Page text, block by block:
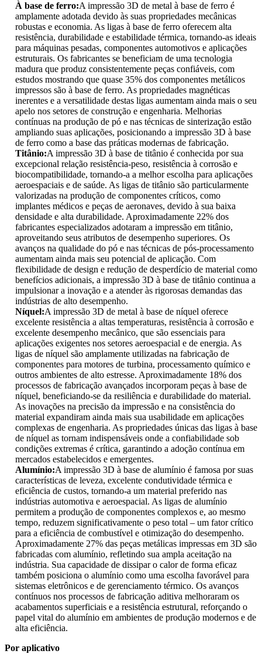
À base de ferro:A impressão 3D de metal à base de ferro é
amplamente adotada devido às suas propriedades mecânicas
robustas e economia. As ligas à base de ferro oferecem alta
resistência, durabilidade e estabilidade térmica, tornando-as ideais
para máquinas pesadas, componentes automotivos e aplicações
estruturais. Os fabricantes se beneficiam de uma tecnologia
madura que produz consistentemente peças confiáveis, com
estudos mostrando que quase 35% dos componentes metálicos
impressos são à base de ferro. As propriedades magnéticas
inerentes e a versatilidade destas ligas aumentam ainda mais o seu
apelo nos setores de construção e engenharia. Melhorias
contínuas na produção de pó e nas técnicas de sinterização estão
ampliando suas aplicações, posicionando a impressão 3D à base
de ferro como a base das práticas modernas de fabricação.
Titânio:A impressão 3D à base de titânio é conhecida por sua
excepcional relação resistência-peso, resistência à corrosão e
biocompatibilidade, tornando-a a melhor escolha para aplicações
aeroespaciais e de saúde. As ligas de titânio são particularmente
valorizadas na produção de componentes críticos, como
implantes médicos e peças de aeronaves, devido à sua baixa
densidade e alta durabilidade. Aproximadamente 22% dos
fabricantes especializados adotaram a impressão em titânio,
aproveitando seus atributos de desempenho superiores. Os
avanços na qualidade do pó e nas técnicas de pós-processamento
aumentam ainda mais seu potencial de aplicação. Com
flexibilidade de design e redução de desperdício de material como
benefícios adicionais, a impressão 3D à base de titânio continua a
impulsionar a inovação e a atender às rigorosas demandas das
indústrias de alto desempenho.
Níquel:A impressão 3D de metal à base de níquel oferece
excelente resistência a altas temperaturas, resistência à corrosão e
excelente desempenho mecânico, que são essenciais para
aplicações exigentes nos setores aeroespacial e de energia. As
ligas de níquel são amplamente utilizadas na fabricação de
componentes para motores de turbina, processamento químico e
outros ambientes de alto estresse. Aproximadamente 18% dos
processos de fabricação avançados incorporam peças à base de
níquel, beneficiando-se da resiliência e durabilidade do material.
As inovações na precisão da impressão e na consistência do
material expandiram ainda mais sua usabilidade em aplicações
complexas de engenharia. As propriedades únicas das ligas à base
de níquel as tornam indispensáveis ​​onde a confiabilidade sob
condições extremas é crítica, garantindo a adoção contínua em
mercados estabelecidos e emergentes.
Alumínio:A impressão 3D à base de alumínio é famosa por suas
características de leveza, excelente condutividade térmica e
eficiência de custos, tornando-a um material preferido nas
indústrias automotiva e aeroespacial. As ligas de alumínio
permitem a produção de componentes complexos e, ao mesmo
tempo, reduzem significativamente o peso total – um fator crítico
para a eficiência de combustível e otimização do desempenho.
Aproximadamente 27% das peças metálicas impressas em 3D são
fabricadas com alumínio, refletindo sua ampla aceitação na
indústria. Sua capacidade de dissipar o calor de forma eficaz
também posiciona o alumínio como uma escolha favorável para
sistemas eletrônicos e de gerenciamento térmico. Os avanços
contínuos nos processos de fabricação aditiva melhoraram os
acabamentos superficiais e a resistência estrutural, reforçando o
papel vital do alumínio em ambientes de produção modernos e de
alta eficiência.
Por aplicativo